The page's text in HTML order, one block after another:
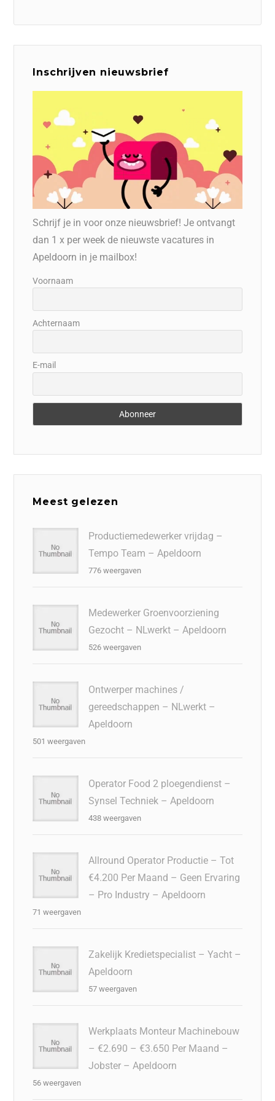
Inschrijven nieuwsbrief
Schrijf je in voor onze nieuwsbrief! Je ontvangt
dan 1 x per week de nieuwste vacatures in
Apeldoorn in je mailbox!
Voornaam
Achternaam
E-mail
Meest gelezen
Productiemedewerker vrijdag –
Tempo Team – Apeldoorn
776 weergaven
Medewerker Groenvoorziening
Gezocht – NLwerkt – Apeldoorn
526 weergaven
Ontwerper machines /
gereedschappen – NLwerkt –
Apeldoorn
501 weergaven
Operator Food 2 ploegendienst –
Synsel Techniek – Apeldoorn
438 weergaven
Allround Operator Productie – Tot
€4.200 Per Maand – Geen Ervaring
– Pro Industry – Apeldoorn
71 weergaven
Zakelijk Kredietspecialist – Yacht –
Apeldoorn
57 weergaven
Werkplaats Monteur Machinebouw
– €2.690 – €3.650 Per Maand –
Jobster – Apeldoorn
56 weergaven